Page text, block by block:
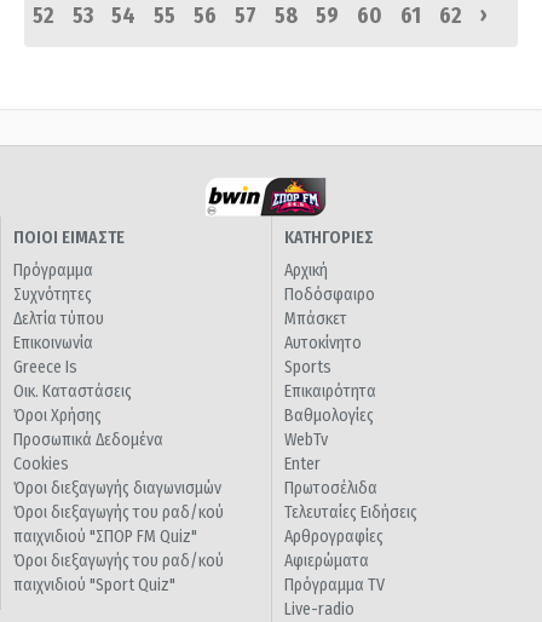
52
53 54 55 56 57 58 59 60 61 62 ›
ΠΟΙΟΙ ΕΙΜΑΣΤΕ
Πρόγραμμα
Συχνότητες
Δελτία τύπου
Επικοινωνία
Greece Is
Οικ. Καταστάσεις
Όροι Χρήσης
Προσωπικά Δεδομένα
Cookies
Όροι διεξαγωγής διαγωνισμών
Όροι διεξαγωγής του ραδ/κού
παιχνιδιού "ΣΠΟΡ FM Quiz"
Όροι διεξαγωγής του ραδ/κού
παιχνιδιού "Sport Quiz"
ΚΑΤΗΓΟΡΙΕΣ
Αρχική
Ποδόσφαιρο
Μπάσκετ
Αυτοκίνητο
Sports
Επικαιρότητα
Βαθμολογίες
WebTv
Enter
Πρωτοσέλιδα
Τελευταίες Ειδήσεις
Αρθρογραφίες
Αφιερώματα
Πρόγραμμα TV
Live-radio